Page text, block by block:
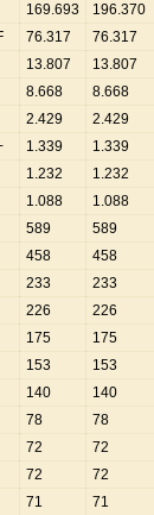
169.693 196.370
76.317 76.317
13.807 13.807
8.668 8.668
2.429 2.429
1.339 1.339
1.232 1.232
1.088 1.088
589 589
458 458
233 233
226 226
175 175
153 153
140 140
78 78
72 72
72 72
71 71